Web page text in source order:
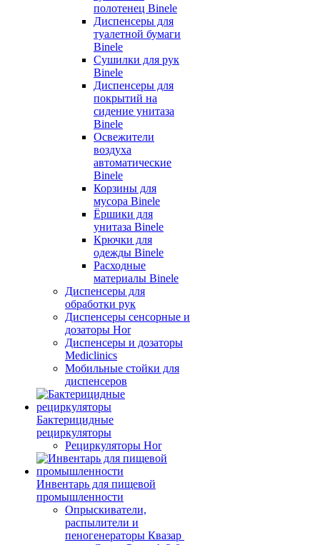
полотенец Binele
Диспенсеры для
туалетной бумаги
Binele
Сушилки для рук
Binele
Диспенсеры для
покрытий на
сидение унитаза
Binele
Освежители
воздуха
автоматические
Binele
Корзины для
мусора Binele
Ёршики для
унитаза Binele
Крючки для
одежды Binele
Расходные
материалы Binele
Диспенсеры для
обработки рук
Диспенсеры сенсорные и
дозаторы Hor
Диспенсеры и дозаторы
Mediclinics
Мобильные стойки для
диспенсеров
Бактерицидные
рециркуляторы
Рециркуляторы Hor
Инвентарь для пищевой
промышленности
Опрыскиватели,
распылители и
пеногенераторы Квазар